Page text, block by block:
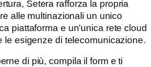
Setera rafforza la propria
alle multinazionali un unico
piattaforma e un’unica rete cloud
le esigenze di telecomunicazione.
di più, compila il form e ti